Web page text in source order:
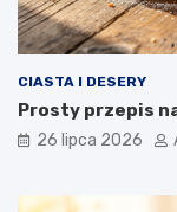
CIASTA I DESERY
Prosty przepis
26 lipca 2026